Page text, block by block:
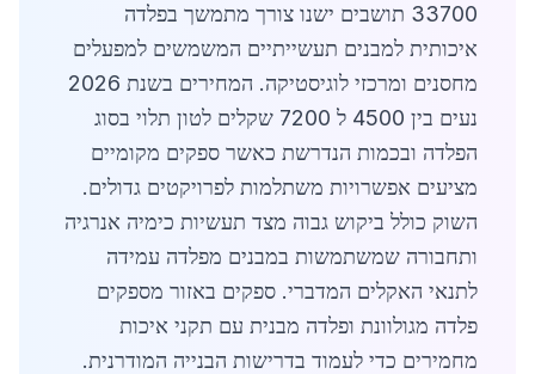
33700 תושבים ישנו צורך מתמשך בפלדה
איכותית למבנים תעשייתיים המשמשים למפעלים
מחסנים ומרכזי לוגיסטיקה. המחירים בשנת 2026
נעים בין 4500 ל 7200 שקלים לטון תלוי בסוג
הפלדה ובכמות הנדרשת כאשר ספקים מקומיים
מציעים אפשרויות משתלמות לפרויקטים גדולים.
השוק כולל ביקוש גבוה מצד תעשיות כימיה אנרגיה
ותחבורה שמשתמשות במבנים מפלדה עמידה
לתנאי האקלים המדברי. ספקים באזור מספקים
פלדה מגולוונת ופלדה מבנית עם תקני איכות
מחמירים כדי לעמוד בדרישות הבנייה המודרנית.